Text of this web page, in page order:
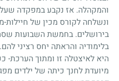
והמקהלה. אז נקבע במפקדה
ונשלחה לקורס מכין של
בירושלים. בחמשת השבועות
בלימודיה והראתה יחס רציני
היא לאיצטלה זו ומתוך הערכת-
מיועדת לחנך כיתה של ילדים